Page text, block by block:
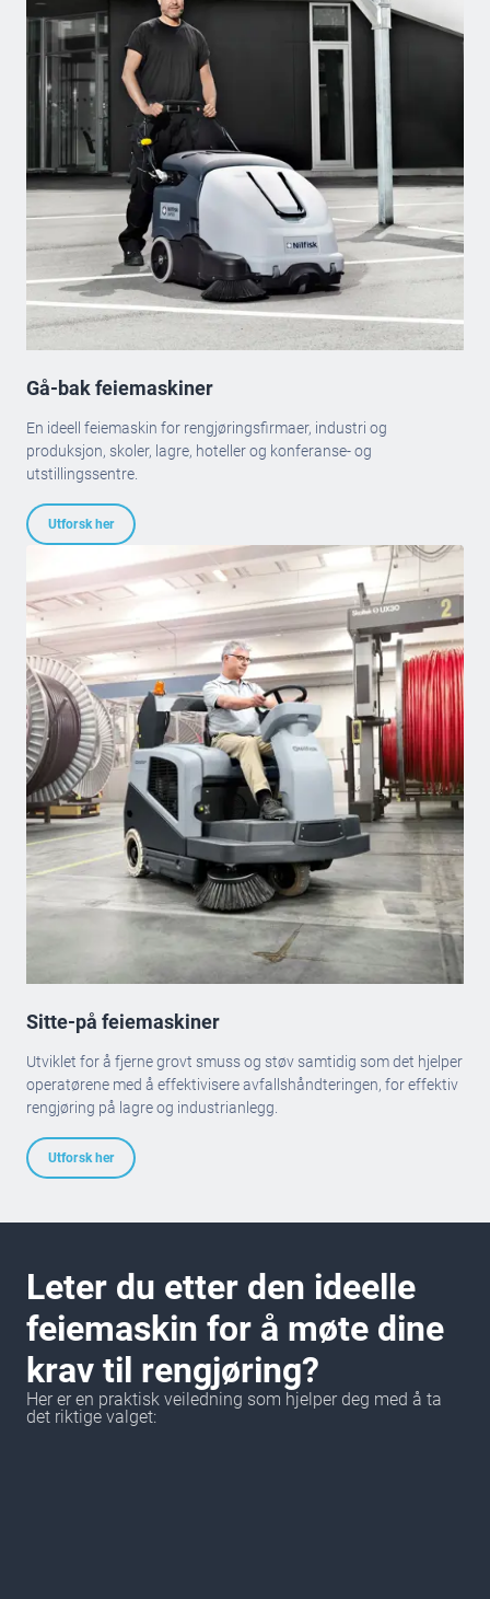
Gå-bak feiemaskiner
En ideell feiemaskin for rengjøringsfirmaer, industri og
produksjon, skoler, lagre, hoteller og konferanse- og
utstillingssentre.
Utforsk her
Sitte-på feiemaskiner
Utviklet for å fjerne grovt smuss og støv samtidig som det hjelper
operatørene med å effektivisere avfallshåndteringen, for effektiv
rengjøring på lagre og industrianlegg.
Utforsk her
Leter du etter den ideelle
feiemaskin for å møte dine
krav til rengjøring?
Her er en praktisk veiledning som hjelper deg med å ta
det riktige valget: